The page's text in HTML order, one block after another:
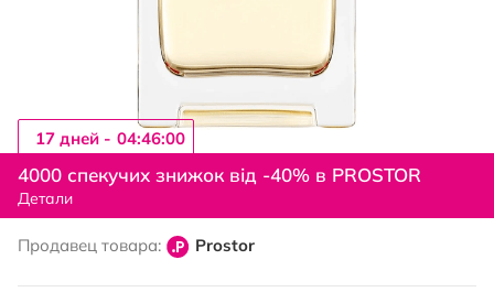
Перейти
к
началу
галереи
4000 спекучих знижок від -40% в PROSTOR
Детали
17 дней - 04:45:59
Продавец товара: Prostor